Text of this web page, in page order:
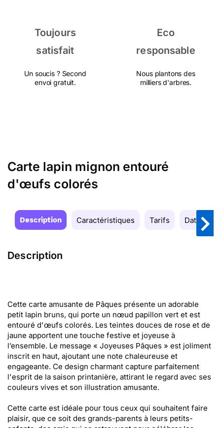
Toujours
satisfait
Un soucis ? Second
envoi gratuit.
Eco
responsable
Nous plantons des
milliers d'arbres.
Carte lapin mignon entouré
d'œufs colorés
Description Caractéristiques Tarifs Date de
Description
Cette carte amusante de Pâques présente un adorable
petit lapin bruns, qui porte un nœud papillon vert et est
entouré d'œufs colorés. Les teintes douces de rose et de
jaune apportent une touche festive et joyeuse à
l’ensemble. Le message « Joyeuses Pâques » est joliment
inscrit en haut, ajoutant une note chaleureuse et
engageante. Ce design charmant capture parfaitement
l'esprit de la saison printanière, attirant le regard avec ses
couleurs vives et son illustration amusante.
Cette carte est idéale pour tous ceux qui souhaitent faire
plaisir, que ce soit des grands-parents à leurs petits-